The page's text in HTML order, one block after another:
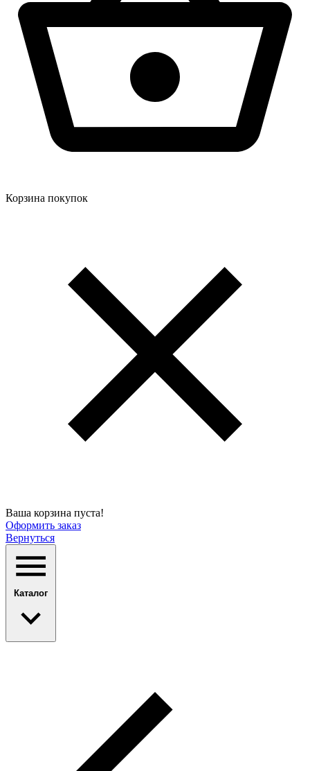
Корзина покупок
Ваша корзина пуста!
Оформить заказ
Вернуться
Каталог